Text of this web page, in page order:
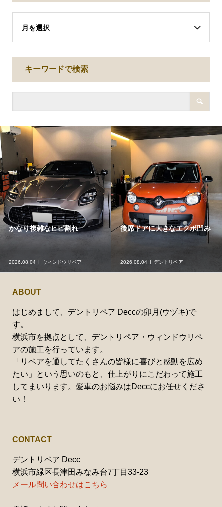
月を選択
キーワードで検索
かなり複雑なヒビ割れ
2026.08.04 ウィンドウリペア
後席ドアに大きなエクボ凹み
2026.08.04 デントリペア
ABOUT
はじめまして、デントリペア Deccの卯月(ウヅキ)で
す。
横浜市を拠点として、デントリペア・ウィンドウリペ
アの施工を行っています。
「リペアを通してたくさんの皆様に喜びと感動を広め
たい」という思いのもと、仕上がりにこだわって施工
してまいります。愛車のお悩みはDeccにお任せくださ
い！
CONTACT
デントリペア Decc
横浜市緑区長津田みなみ台7丁目33-23
メール問い合わせはこちら